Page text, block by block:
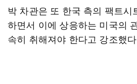
박 차관은 또 한국 측의 팩트시
하면서 이에 상응하는 미국의
속히 취해져야 한다고 강조했